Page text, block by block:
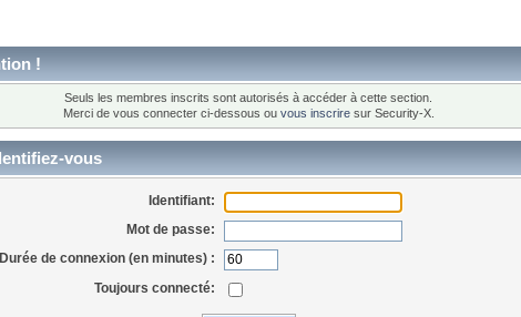
!
Seuls les membres inscrits sont autorisés à accéder à cette section.
Merci de vous connecter ci-dessous ou vous inscriresur Security-X.
vous
Identifiant:
Mot de passe:
Durée de connexion (en minutes) :
Toujours connecté: